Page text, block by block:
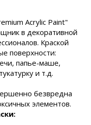
Acrylic Paint"
в декоративной
Краской
поверхности:
папье-маше,
и т.д.
безвредна
элементов.